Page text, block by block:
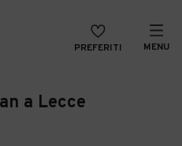
PREFERITI MENU
a Lecce